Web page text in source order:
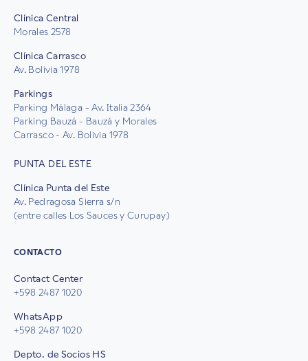
Clínica Central
Morales 2578
Clínica Carrasco
Av. Bolivia 1978
Parkings
Parking Málaga - Av. Italia 2364
Parking Bauzá - Bauzá y Morales
Carrasco - Av. Bolivia 1978
PUNTA DEL ESTE
Clínica Punta del Este
Av. Pedragosa Sierra s/n
(entre calles Los Sauces y Curupay)
CONTACTO
Contact Center
+598 2487 1020
WhatsApp
+598 2487 1020
Depto. de Socios HS